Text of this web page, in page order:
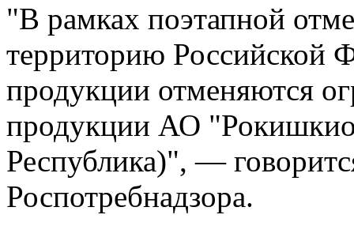
"В рамках поэтапной
территорию Российской
продукции отменяются
продукции АО "Рокишкио
Республика)", —
Роспотребнадзора.